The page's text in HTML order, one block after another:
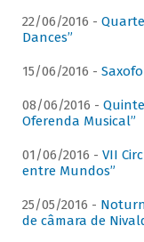
22/06/2016 -
Dances”
15/06/2016 -
08/06/2016 -
Oferenda Musical”
01/06/2016 - VII
entre Mundos”
25/05/2016 -
de câmara de